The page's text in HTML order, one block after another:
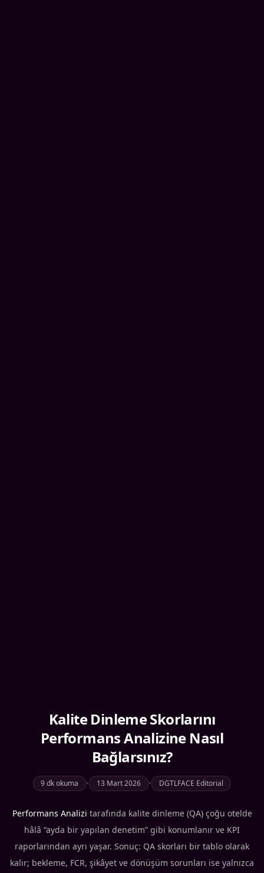
Kalite Dinleme Skorlarını
Performans Analizine Nasıl
Bağlarsınız?
9 dk okuma • 13 Mart 2026 • DGTLFACE Editorial
Performans Analizi tarafında kalite dinleme (QA) çoğu otelde
hâlâ “ayda bir yapılan denetim” gibi konumlanır ve KPI
raporlarından ayrı yaşar. Sonuç: QA skorları bir tablo olarak
kalır; bekleme, FCR, şikâyet ve dönüşüm sorunları ise yalnızca